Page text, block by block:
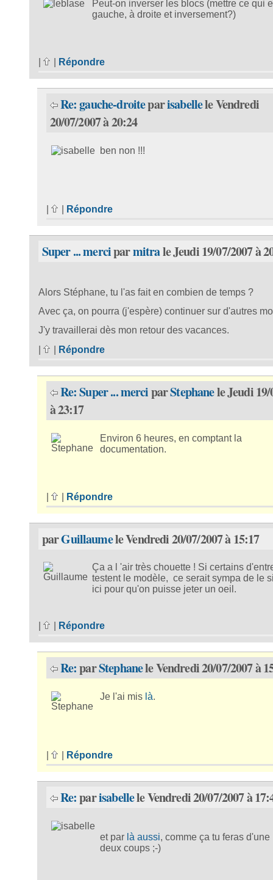
Peut-on inverser les blocs (mettre ce qui
gauche, à droite et inversement?)
Répondre
Re: gauche-droiteparisabellele Vendredi
20/07/2007 à 20:24
ben non !!!
Répondre
Super ... merciparmitrale Jeudi 19/07/2007 à
Alors Stéphane, tu l'as fait en combien de temps ?
Avec ça, on pourra (j'espère) continuer sur d'autres
J'y travaillerai dès mon retour des vacances.
Répondre
Re: Super ... merciparStephanele Jeudi 19/
à 23:17
Environ 6 heures, en comptant la
documentation.
Répondre
parGuillaumele Vendredi 20/07/2007 à 15:17
Ça a l 'air très chouette ! Si certains
testent le modèle, ce serait sympa de le
ici pour qu'on puisse jeter un oeil.
Répondre
Re:parStephanele Vendredi 20/07/2007 à
Je l'ai mis là.
Répondre
Re:parisabellele Vendredi 20/07/2007 à
et par là aussi, comme ça tu feras d'une
deux coups ;-)